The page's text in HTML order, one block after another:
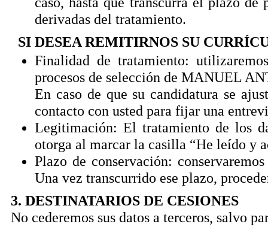
derivadas del tratamiento.
SI DESEA REMITIRNOS SU
Finalidad de tratamiento:
procesos de selección de MANUEL
En caso de que su candidatura se
contacto con usted para fijar una
Legitimación: El tratamiento de los
otorga al marcar la casilla “He leído y
Plazo de conservación:
Una vez transcurrido ese plazo,
3. DESTINATARIOS DE CESIONES
No cederemos sus datos a terceros, salvo